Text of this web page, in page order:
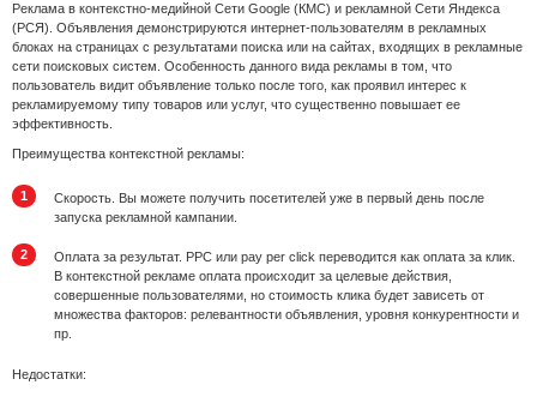
Реклама в контекстно-медийной Сети Google (КМС) и рекламной Сети Яндекса
(РСЯ). Объявления демонстрируются интернет-пользователям в рекламных
блоках на страницах с результатами поиска или на сайтах, входящих в рекламные
сети поисковых систем. Особенность данного вида рекламы в том, что
пользователь видит объявление только после того, как проявил интерес к
рекламируемому типу товаров или услуг, что существенно повышает ее
эффективность.
Преимущества контекстной рекламы:
Скорость. Вы можете получить посетителей уже в первый день после
запуска рекламной кампании.
Оплата за результат. PPC или pay per click переводится как оплата за клик.
В контекстной рекламе оплата происходит за целевые действия,
совершенные пользователями, но стоимость клика будет зависеть от
множества факторов: релевантности объявления, уровня конкурентности и
пр.
Недостатки: